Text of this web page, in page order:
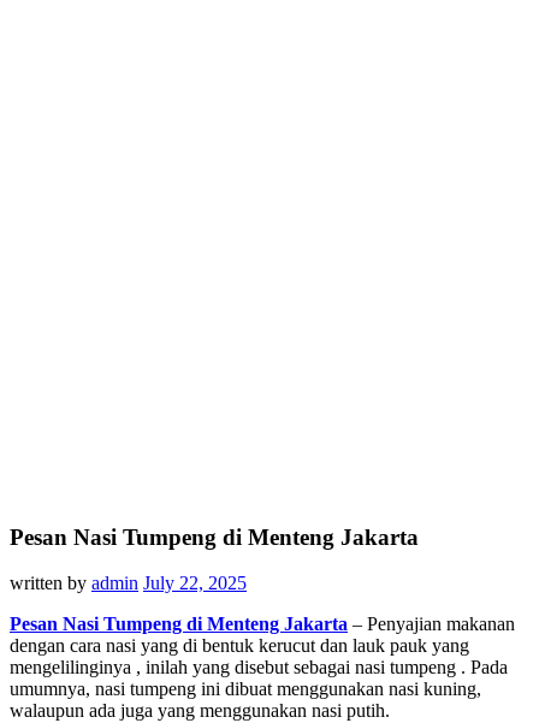
Pesan Nasi Tumpeng di Menteng Jakarta
written by admin July 22, 2025
Pesan Nasi Tumpeng di Menteng Jakarta – Penyajian makanan
dengan cara nasi yang di bentuk kerucut dan lauk pauk yang
mengelilinginya , inilah yang disebut sebagai nasi tumpeng . Pada
umumnya, nasi tumpeng ini dibuat menggunakan nasi kuning,
walaupun ada juga yang menggunakan nasi putih.